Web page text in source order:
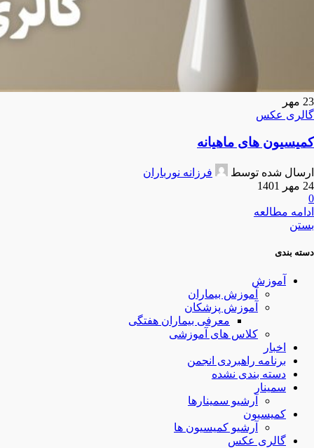
23 مهر
گالری عکس
کمیسیون های ماهیانه
ارسال شده توسط
فرزانه نورباران
24 مهر 1401
0
ادامه مطالعه
بستن
دسته بندی
آموزش
آموزش بیماران
آموزش پزشکان
معرفی بیماران هفتگی
کلاس های آموزشی
اخبار
برنامه راهبردی انجمن
دسته بندی نشده
سمینار
آرشیو سمینارها
کمیسیون
آرشیو کمیسیون ها
گالری عکس